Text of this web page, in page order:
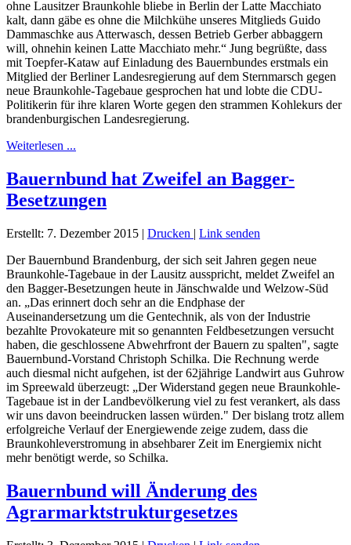
ohne Lausitzer Braunkohle bliebe in Berlin der Latte Macchiato
kalt, dann gäbe es ohne die Milchkühe unseres Mitglieds Guido
Dammaschke aus Atterwasch, dessen Betrieb Gerber abbaggern
will, ohnehin keinen Latte Macchiato mehr.“ Jung begrüßte, dass
mit Toepfer-Kataw auf Einladung des Bauernbundes erstmals ein
Mitglied der Berliner Landesregierung auf dem Sternmarsch gegen
neue Braunkohle-Tagebaue gesprochen hat und lobte die CDU-
Politikerin für ihre klaren Worte gegen den strammen Kohlekurs der
brandenburgischen Landesregierung.
Weiterlesen ...
Bauernbund hat Zweifel an Bagger-
Besetzungen
Erstellt: 7. Dezember 2015 | Drucken | Link senden
Der Bauernbund Brandenburg, der sich seit Jahren gegen neue
Braunkohle-Tagebaue in der Lausitz ausspricht, meldet Zweifel an
den Bagger-Besetzungen heute in Jänschwalde und Welzow-Süd
an. „Das erinnert doch sehr an die Endphase der
Auseinandersetzung um die Gentechnik, als von der Industrie
bezahlte Provokateure mit so genannten Feldbesetzungen versucht
haben, die geschlossene Abwehrfront der Bauern zu spalten", sagte
Bauernbund-Vorstand Christoph Schilka. Die Rechnung werde
auch diesmal nicht aufgehen, ist der 62jährige Landwirt aus Guhrow
im Spreewald überzeugt: „Der Widerstand gegen neue Braunkohle-
Tagebaue ist in der Landbevölkerung viel zu fest verankert, als dass
wir uns davon beeindrucken lassen würden." Der bislang trotz allem
erfolgreiche Verlauf der Energiewende zeige zudem, dass die
Braunkohleverstromung in absehbarer Zeit im Energiemix nicht
mehr benötigt werde, so Schilka.
Bauernbund will Änderung des
Agrarmarktstrukturgesetzes